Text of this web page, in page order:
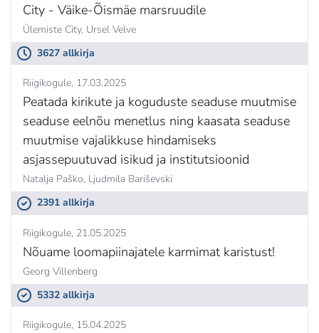
City - Väike-Õismäe marsruudile
Ülemiste City, Ursel Velve
3627 allkirja
Riigikogule 17.03.2025
Peatada kirikute ja koguduste seaduse muutmise
seaduse eelnõu menetlus ning kaasata seaduse
muutmise vajalikkuse hindamiseks
asjassepuutuvad isikud ja institutsioonid
Natalja Paško, Ljudmila Bariševski
2391 allkirja
Riigikogule 21.05.2025
Nõuame loomapiinajatele karmimat karistust!
Georg Villenberg
5332 allkirja
Riigikogule 15.04.2025